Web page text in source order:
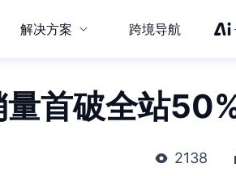
解决方案 跨境导航
首破全站
2138